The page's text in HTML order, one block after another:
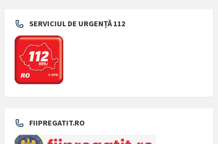
SERVICIUL DE URGENȚĂ 112
FIIPREGATIT.RO